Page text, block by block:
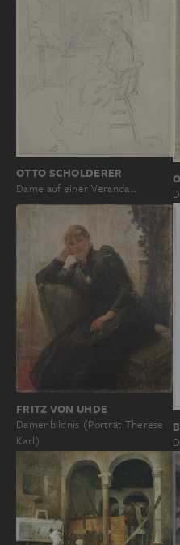
OTTO SCHOLDERER
Dame auf einer Veranda…
FRITZ VON UHDE
Damenbildnis (Porträt Therese
Karl)